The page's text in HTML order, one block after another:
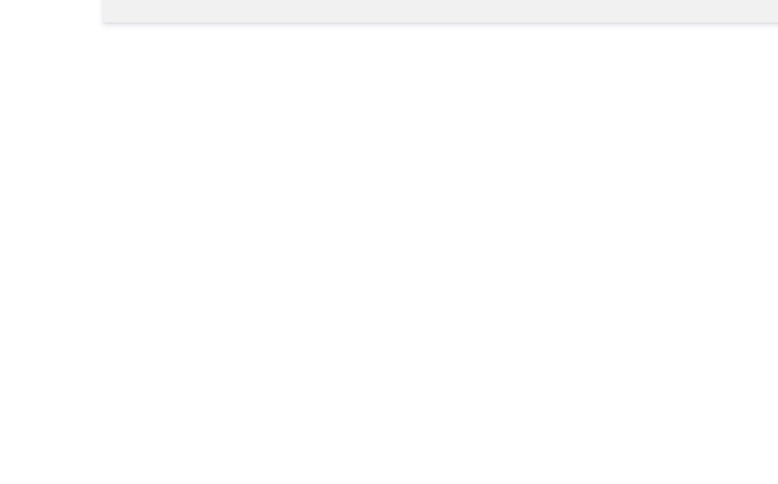
navigation